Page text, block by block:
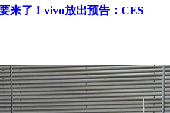
来了！vivo放出预告：CES